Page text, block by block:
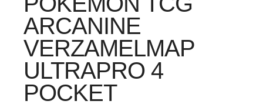
ARCANINE
VERZAMELMAP
ULTRAPRO 4
POCKET